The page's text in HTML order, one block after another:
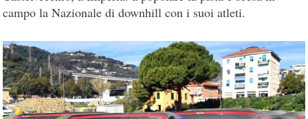
campo la Nazionale di downhill con i suoi atleti.